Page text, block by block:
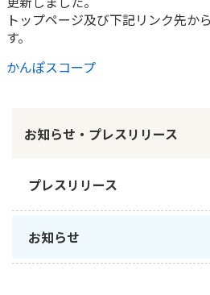
ご契約者さま
きっかけ・できごとから探す
保険をご検討中のお客さま
保険をご検討中のお客さま
養老保険
定期保険
学資保険
長寿支援保険
法人のお客さま
ちら
法人のお客さま向け商品一覧
目的から探す
お役立ち情報
かんぽ生命の団体取扱い
かんぽのLifeサポートナビ
かんぽ生命について
よくあるご質問
トップページ及び下記リンク先か
す。
かんぽスコープ
お知らせ・プレスリリース
プレスリリース
お知らせ